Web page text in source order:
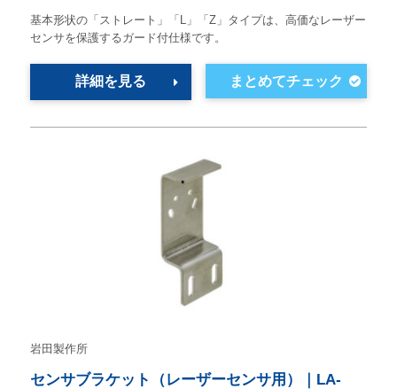
基本形状の「ストレート」「L」「Z」タイプは、高価なレーザー
センサを保護するガード付仕様です。
詳細を見る
岩田製作所
センサブラケット（レーザーセンサ用）｜LA-